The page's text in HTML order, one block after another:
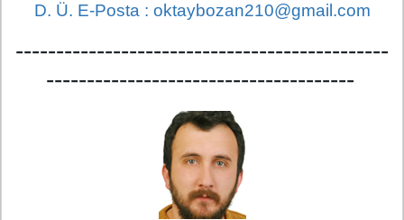
D. Ü. E-Posta : oktaybozan210@gmail.com
----------------------------------------------
--------------------------------------